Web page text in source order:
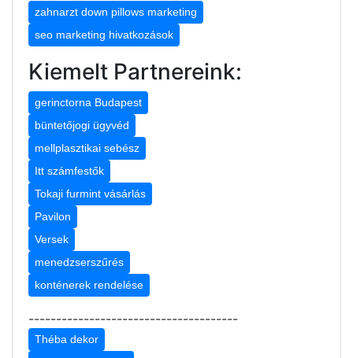
zahnarzt down pillows marketing
seo marketing hivatkozások
Kiemelt Partnereink:
gerinctorna Budapest
büntetőjogi ügyvéd
mellplasztikai sebész
Itt számfestők
Tokaji furmint vásárlás
Pavilon
Versek
menedzserszűrés
konténerek rendelése
--------------------------------------
Théba dekor